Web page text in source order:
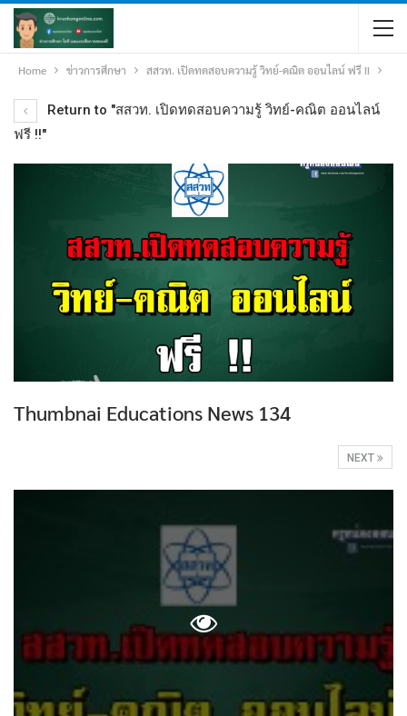
Home ข่าวการศึกษา สสวท. เปิดทดสอบความรู้ วิทย์-คณิต ออนไลน์ ฟรี !!
Return to "สสวท. เปิดทดสอบความรู้ วิทย์-คณิต ออนไลน์
ฟรี !!"
Thumbnai Educations News 134
NEXT